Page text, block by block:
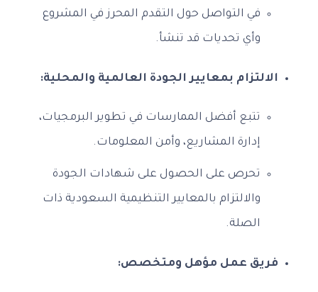
في التواصل حول التقدم المحرز في المشروع
وأي تحديات قد تنشأ.
الالتزام بمعايير الجودة العالمية والمحلية:
تتبع أفضل الممارسات في تطوير البرمجيات،
إدارة المشاريع، وأمن المعلومات.
تحرص على الحصول على شهادات الجودة
والالتزام بالمعايير التنظيمية السعودية ذات
الصلة.
فريق عمل مؤهل ومتخصص: